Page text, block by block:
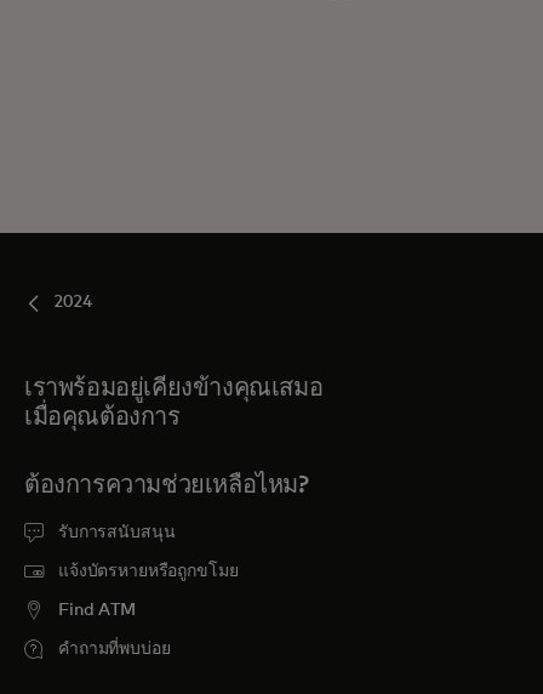
2024
เราพร้อมอยู่เคียงข้างคุณเสมอ
เมื่อคุณต้องการ
ต้องการความช่วยเหลือไหม?
รับการสนับสนุน
แจ้งบัตรหายหรือถูกขโมย
Find ATM
คำถามที่พบบ่อย